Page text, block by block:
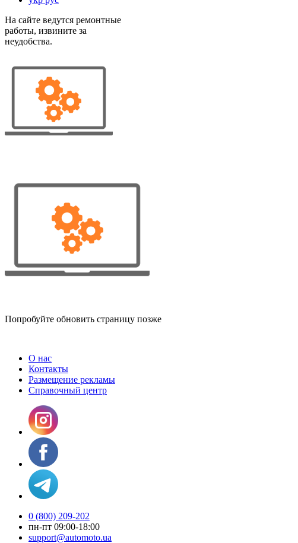
На сайте ведутся ремонтные
работы, извините за
неудобства.
Попробуйте обновить страницу позже
О нас
Контакты
Размещение рекламы
Справочный центр
0 (800) 209-202
пн-пт 09:00-18:00
support@automoto.ua